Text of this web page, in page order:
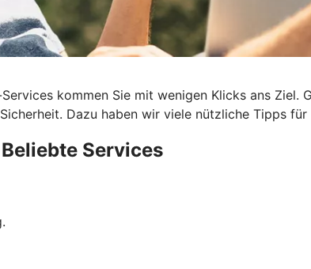
kommen Sie mit wenigen Klicks ans Ziel.
Dazu haben wir viele nützliche Tipps für
Beliebte Services